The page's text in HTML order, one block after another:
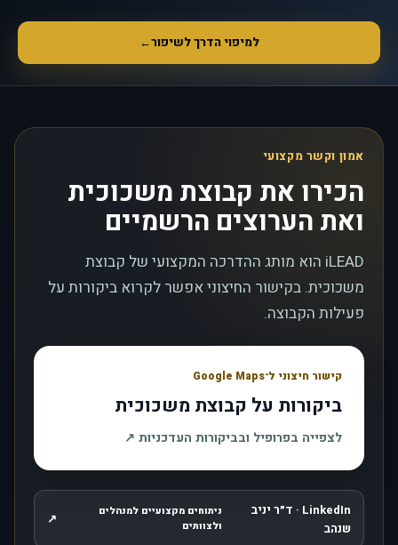
למיפוי הדרך לשיפור←
אמון וקשר מקצועי
הכירו את קבוצת משכוכית
ואת הערוצים הרשמיים
iLEAD הוא מותג ההדרכה המקצועי של קבוצת
משכוכית. בקישור החיצוני אפשר לקרוא ביקורות על
פעילות הקבוצה.
קישור חיצוני ל־Google Maps
ביקורות על קבוצת משכוכית
לצפייה בפרופיל ובביקורות העדכניות ↗
LinkedIn · ד״ר יניב
שנהב
ניתוחים מקצועיים למנהלים
ולצוותים
↗ , נפתח בחלון חדש